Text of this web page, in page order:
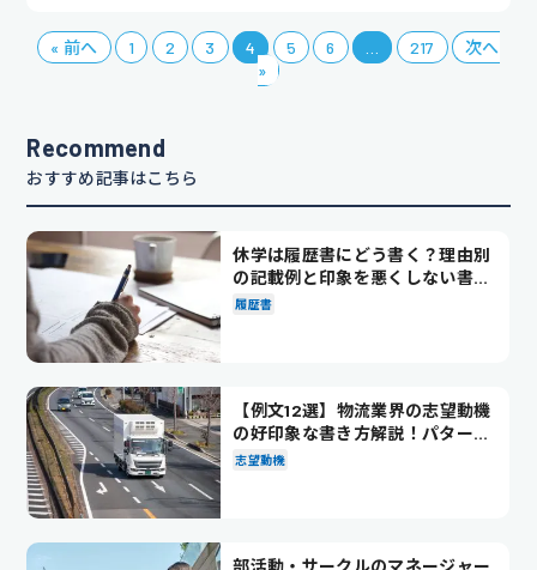
« 前へ 1 2 3 4 5 6 217
次へ
»
Recommend
おすすめ記事はこちら
休学は履歴書にどう書く？理由別
の記載例と印象を悪くしない書き
方を解説
履歴書
【例文12選】物流業界の志望動機
の好印象な書き方解説！パターン
別の例文も紹介
志望動機
部活動・サークルのマネージャー